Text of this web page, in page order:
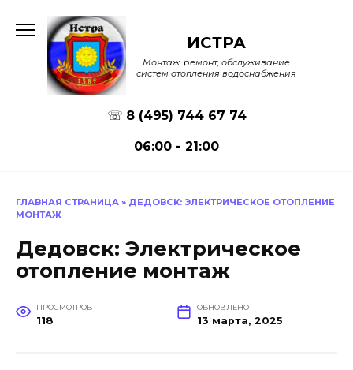
содержанию
ИСТРА
Монтаж, ремонт, обслуживание
систем отопления водоснабжения
☏ 8 (495) 744 67 74
06:00 - 21:00
ГЛАВНАЯ СТРАНИЦА » ДЕДОВСК: ЭЛЕКТРИЧЕСКОЕ ОТОПЛЕНИЕ
МОНТАЖ
Дедовск: Электрическое
отопление монтаж
ПРОСМОТРОВ
118
ОБНОВЛЕНО
13 марта, 2025